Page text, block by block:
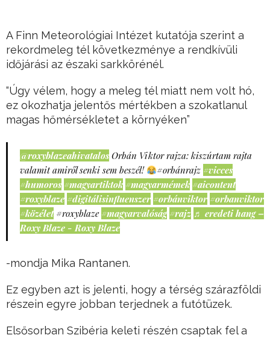
A Finn Meteorológiai Intézet kutatója szerint a
rekordmeleg tél következménye a rendkívüli
időjárási az északi sarkkörénél.
“Úgy vélem, hogy a meleg tél miatt nem volt hó,
ez okozhatja jelentős mértékben a szokatlanul
magas hőmérsékletet a környéken”
@roxyblazeahivatalos Orbán Viktor rajza: kiszúrtam rajta
valamit amiről senki sem beszél!
#orbánrajz #vicces
#humoros #magyartiktok #magyarmémek #aicontent
#roxyblaze #digitálisinfluenszer #orbánviktor #orbanviktor
#közélet #roxyblaze #magyarvalóság #rajz ♬ eredeti hang –
Roxy Blaze - Roxy Blaze
-mondja Mika Rantanen.
Ez egyben azt is jelenti, hogy a térség szárazföldi
részein egyre jobban terjednek a futótüzek.
Elsősorban Szibéria keleti részén csaptak fel a